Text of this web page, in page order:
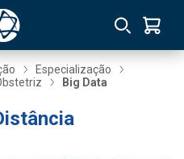
Especialização
Big Data